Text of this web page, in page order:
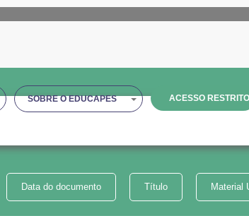
SOBRE O EDUCAPES ACESSO RESTRITO
Data do documento Título Material